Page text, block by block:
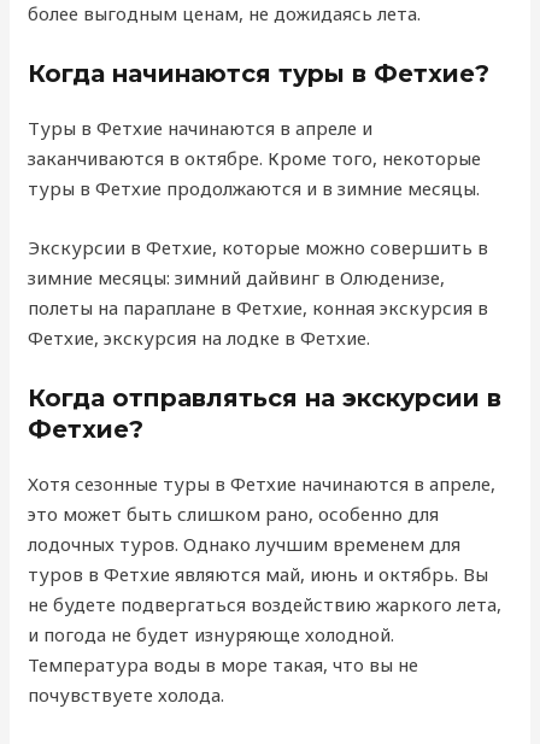
более выгодным ценам, не дожидаясь лета.
Когда начинаются туры в Фетхие?
Туры в Фетхие начинаются в апреле и
заканчиваются в октябре. Кроме того, некоторые
туры в Фетхие продолжаются и в зимние месяцы.
Экскурсии в Фетхие, которые можно совершить в
зимние месяцы: зимний дайвинг в Олюденизе,
полеты на параплане в Фетхие, конная экскурсия в
Фетхие, экскурсия на лодке в Фетхие.
Когда отправляться на экскурсии в
Фетхие?
Хотя сезонные туры в Фетхие начинаются в апреле,
это может быть слишком рано, особенно для
лодочных туров. Однако лучшим временем для
туров в Фетхие являются май, июнь и октябрь. Вы
не будете подвергаться воздействию жаркого лета,
и погода не будет изнуряюще холодной.
Температура воды в море такая, что вы не
почувствуете холода.